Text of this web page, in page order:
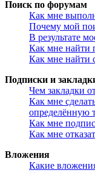
Поиск по форумам
Как мне
Почему мой
В результате
Как мне найти
Как мне найти
Подписки и
Чем закладки
Как мне
определённую
Как мне
Как мне
Вложения
Какие